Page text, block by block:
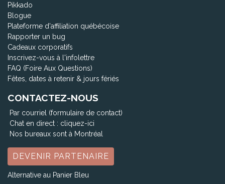
Pikkado
Blogue
Plateforme d'affiliation québécoise
Rapporter un bug
Cadeaux corporatifs
Inscrivez-vous à l'infolettre
FAQ (Foire Aux Questions)
Fêtes, dates à retenir & jours fériés
CONTACTEZ-NOUS
Par courriel (formulaire de contact)
Chat en direct : cliquez-ici
Nos bureaux sont à Montréal
DEVENIR PARTENAIRE
Alternative au Panier Bleu